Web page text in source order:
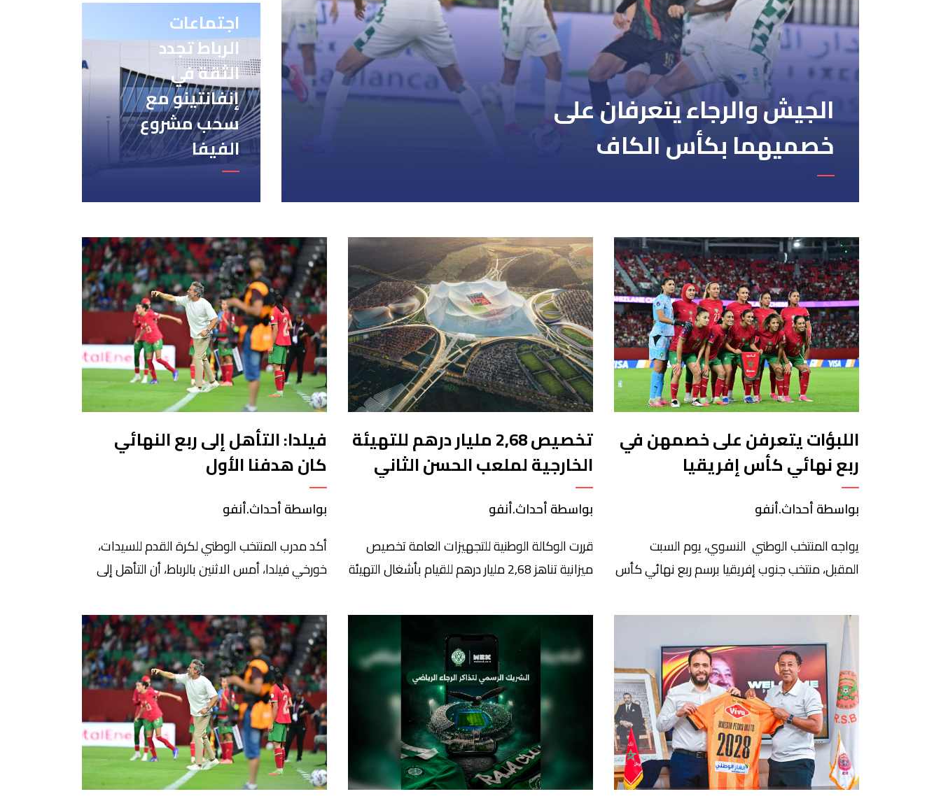
الجيش والرجاء يتعرفان على
خصميهما بكأس الكاف
اجتماعات
الرباط تجدد
الثقة في
إنفانتينو مع
سحب مشروع
الفيفا
اللبؤات يتعرفن على خصمهن في
ربع نهائي كأس إفريقيا
بواسطة أحداث.أنفو
يواجه المنتخب الوطني النسوي، يوم السبت
المقبل، منتخب جنوب إفريقيا برسم ربع نهائي كأس
المباراة على أرضية ملعب مولاي الحسن بمدينة
الرباط، انطلاقا من الساعة التاسعة ليلا. وكانت
لبؤات الأطلس قد تأهلن إلى الدور ربع النهائي بعد
تصدرهن المجموعة الأولى برصيد سبع نقاط،
حصدنها من انتصارين وتعادل، فيما بلغ […]
تخصيص 2,68 مليار درهم للتهيئة
الخارجية لملعب الحسن الثاني
بواسطة أحداث.أنفو
قررت الوكالة الوطنية للتجهيزات العامة تخصيص
ميزانية تناهز 2,68 مليار درهم للقيام بأشغال التهيئة
سيتسع لـ115 ألف متفرج، بهدف تجهيزه وفق
أعلى المعايير العالمية قبل انطلاق نهائيات كأس
العالم 2030. ​وكشف مصدر مطلع أن هذا الغلاف
المالي يندرج في إطار الحصة رقم 7 من القائمة
الإجمالية لطلبات العروض […]
فيلدا: التأهل إلى ربع النهائي
كان هدفنا الأول
بواسطة أحداث.أنفو
أكد مدرب المنتخب الوطني لكرة القدم للسيدات،
خورخي فيلدا، أمس الاثنين بالرباط، أن التأهل إلى
(المغرب 2026) كان الهدف الأول للنخبة الوطنية،
وقد تحقق بالفعل. وأوضح فيلدا، خلال الندوة
الصحافية التي أعقبت المباراة التي انتهت بالتعادل
دون أهداف أمام السنغال، على أرضية ملعب
مولاي الحسن، أن لاعبات […]